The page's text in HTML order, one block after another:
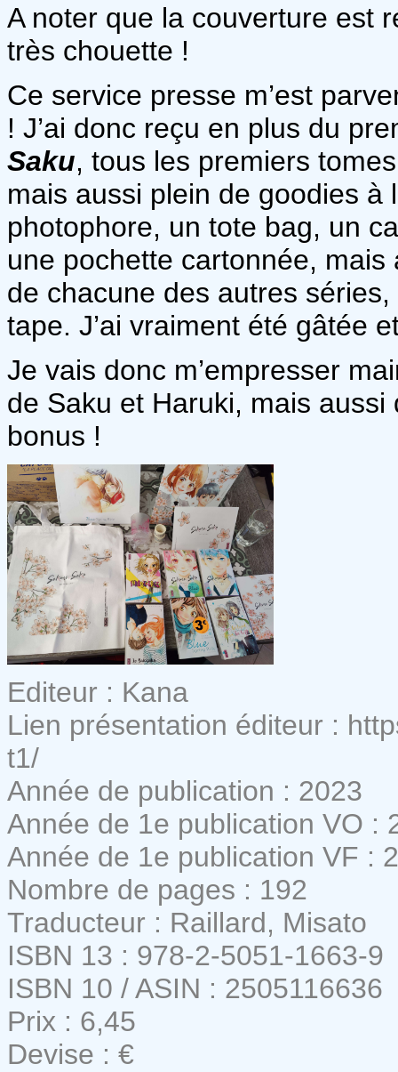
A noter que la couverture est
très chouette !
Ce service presse m’est
! J’ai donc reçu en plus du
Saku, tous les premiers
mais aussi plein de goodies à
photophore, un tote bag, un
une pochette cartonnée,
de chacune des autres
tape. J’ai vraiment été gâtée
Je vais donc m’empresser
de Saku et Haruki, mais
bonus !
Editeur : Kana
Lien présentation éditeur :
t1/
Année de publication : 2023
Année de 1e publication VO :
Année de 1e publication VF :
Nombre de pages : 192
Traducteur : Raillard, Misato
ISBN 13 : 978-2-5051-1663-9
ISBN 10 / ASIN : 2505116636
Prix : 6,45
Devise : €